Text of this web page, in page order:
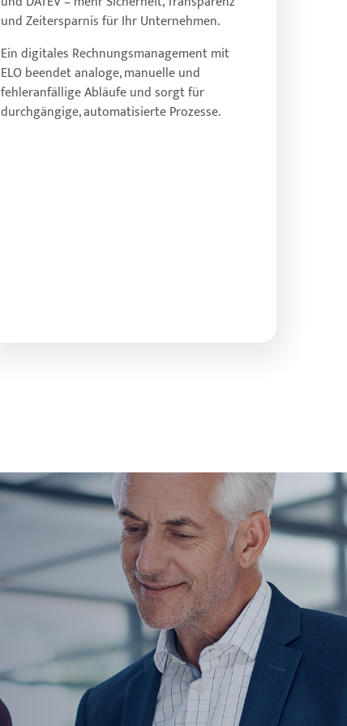
und Zeitersparnis für Ihr Unternehmen.
Ein digitales Rechnungsmanagement mit
ELO beendet analoge, manuelle und
fehleranfällige Abläufe und sorgt für
durchgängige, automatisierte Prozesse.
Buchhaltungsprozesse.
Behalten Sie jederzeit den Überblick über
Rechnungen, Freigaben und
Buchungsstände.
Reduzieren Sie manuelle Tätigkeiten